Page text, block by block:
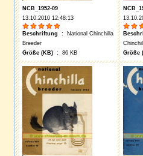
NCB_1952-09
13.10.2010 12:48:13
Beschriftung : National Chinchilla
Breeder
Größe (KB) : 86 KB